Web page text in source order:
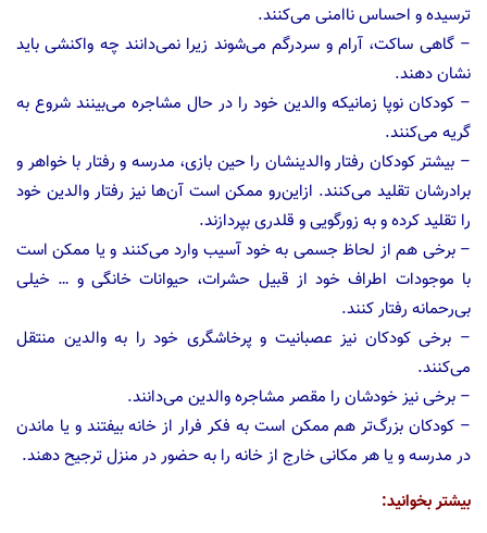
ترسیده و احساس ناامنی می‌کنند.
– گاهی ساکت، آرام و سردرگم می‌شوند زیرا نمی‌دانند چه واکنشی باید
نشان دهند.
– کودکان نوپا زمانیکه والدین خود را در حال مشاجره می‌بینند شروع به
گریه می‌کنند.
– بیشتر کودکان رفتار والدینشان را حین بازی، مدرسه و رفتار با خواهر و
برادرشان تقلید می‌کنند. ازاین‌رو ممکن است آن‌ها نیز رفتار والدین خود
را تقلید کرده و به زورگویی و قلدری بپردازند.
– برخی هم از لحاظ جسمی به خود آسیب وارد می‌کنند و یا ممکن است
با موجودات اطراف خود از قبیل حشرات، حیوانات خانگی و … خیلی
بی‌رحمانه رفتار کنند.
– برخی کودکان نیز عصبانیت و پرخاشگری خود را به والدین منتقل
می‌کنند.
– برخی نیز خودشان را مقصر مشاجره والدین می‌دانند.
– کودکان بزرگ‌تر هم ممکن است به فکر فرار از خانه بیفتند و یا ماندن
در مدرسه و یا هر مکانی خارج از خانه را به حضور در منزل ترجیح دهند.
بیشتر بخوانید: